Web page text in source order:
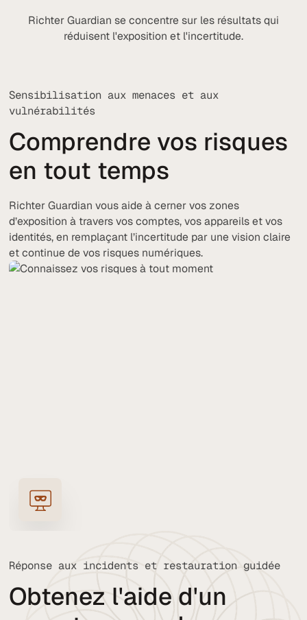
Richter Guardian se concentre sur les résultats qui
réduisent l'exposition et l'incertitude.
Sensibilisation aux menaces et aux
vulnérabilités
Comprendre vos risques
en tout temps
Richter Guardian vous aide à cerner vos zones
d’exposition à travers vos comptes, vos appareils et vos
identités, en remplaçant l’incertitude par une vision claire
et continue de vos risques numériques.
Réponse aux incidents et restauration guidée
Obtenez l'aide d'un